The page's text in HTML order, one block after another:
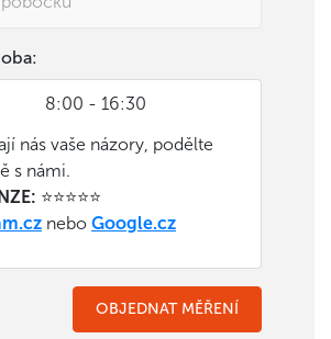
8:00 - 16:30
nás vaše názory, podělte
s námi.
⭐⭐⭐⭐⭐
nebo Google.cz